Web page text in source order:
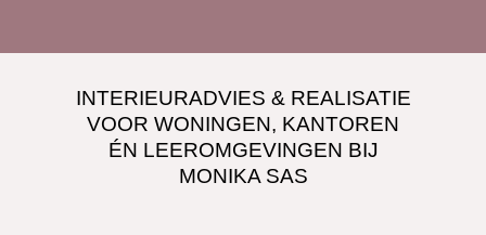
INTERIEURADVIES & REALISATIE
VOOR WONINGEN, KANTOREN
ÉN LEEROMGEVINGEN BIJ
MONIKA SAS